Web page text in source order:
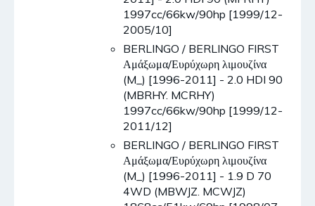
1997cc/66kw/90hp [1999/12-
2005/10]
BERLINGO / BERLINGO FIRST
Αμάξωμα/Ευρύχωρη λιμουζίνα
(M_) [1996-2011] - 2.0 HDI 90
(MBRHY. MCRHY)
1997cc/66kw/90hp [1999/12-
2011/12]
BERLINGO / BERLINGO FIRST
Αμάξωμα/Ευρύχωρη λιμουζίνα
(M_) [1996-2011] - 1.9 D 70
4WD (MBWJZ. MCWJZ)